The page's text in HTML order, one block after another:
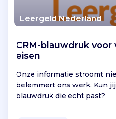
Leergeld Nederland
CRM-blauwdruk
eisen
Onze informatie stroomt
belemmert ons werk. Kun
blauwdruk die echt past?